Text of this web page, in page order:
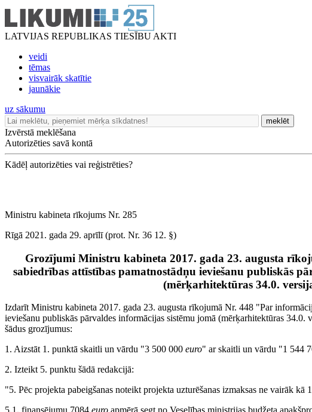
LATVIJAS REPUBLIKAS TIESĪBU AKTI
veidi
tēmas
visvairāk skatītie
jaunākie
uz sākumu
meklēt
Izvērstā meklēšana
Autorizēties savā kontā
Kādēļ autorizēties vai reģistrēties?
Ministru kabineta rīkojums Nr. 285
Rīgā 2021. gada 29. aprīlī (prot. Nr. 36 12. §)
Grozījumi Ministru kabineta 2017. gada 23. augusta
sabiedrības attīstības pamatnostādņu ieviešanu publiskās
(mērķarhitektūras 34.0.
Izdarīt Ministru kabineta 2017. gada 23. augusta rīkojumā Nr. 448 "Par
ieviešanu publiskās pārvaldes informācijas sistēmu jomā (mērķarhitektūras
šādus grozījumus:
1. Aizstāt 1. punktā skaitli un vārdu "3 500 000 euro" ar skaitli un vārdu "1 544
2. Izteikt 5. punktu šādā redakcijā:
"5. Pēc projekta pabeigšanas noteikt projekta uzturēšanas izmaksas ne vairāk kā